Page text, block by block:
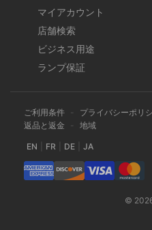
マイアカウント
店舗検索
ビジネス用途
ランプ保証
ご利用条件 - プライバシーポリ
返品と返金
- 地域
EN FR DE JA
©